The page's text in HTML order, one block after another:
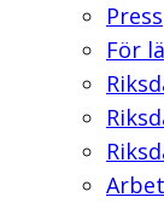
Press
För